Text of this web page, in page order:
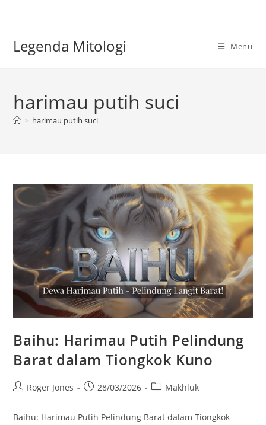
Legenda Mitologi Menu
harimau putih suci
> harimau putih suci
Baihu: Harimau Putih Pelindung
Barat dalam Tiongkok Kuno
PostRoger Jones
Post28/03/2026
PostMakhluk
Baihu: Harimau Putih Pelindung Barat dalam Tiongkok